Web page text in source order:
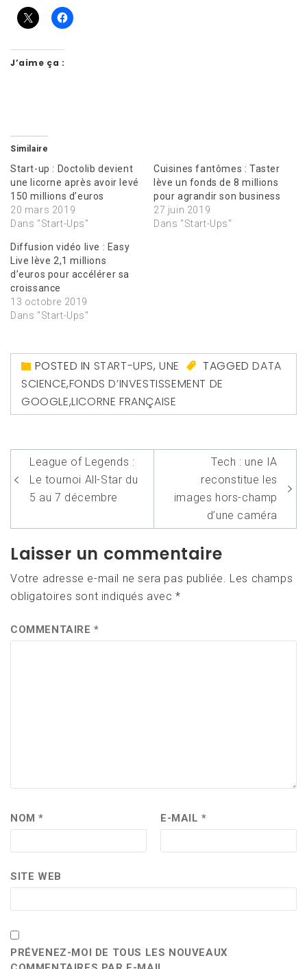
J’aime ça :
Similaire
Start-up : Doctolib devient
une licorne après avoir levé
150 millions d’euros
20 mars 2019
Dans "Start-Ups"
Cuisines fantômes : Taster
lève un fonds de 8 millions
pour agrandir son business
27 juin 2019
Dans "Start-Ups"
Diffusion vidéo live : Easy
Live lève 2,1 millions
d’euros pour accélérer sa
croissance
13 octobre 2019
Dans "Start-Ups"
POSTED IN START-UPS,UNE TAGGEDDATA
SCIENCE,FONDS D’INVESTISSEMENT DE
GOOGLE,LICORNE FRANÇAISE
Navigation
de
l’article
League of Legends :
Le tournoi All-Star du
5 au 7 décembre
Tech : une IA
reconstitue les
images hors-champ
d’une caméra
Laisser un commentaire
Votre adresse e-mail ne sera pas publiée. Les champs
obligatoires sont indiqués avec*
COMMENTAIRE*
NOM* E-MAIL*
SITE WEB
PRÉVENEZ-MOI DE TOUS LES NOUVEAUX